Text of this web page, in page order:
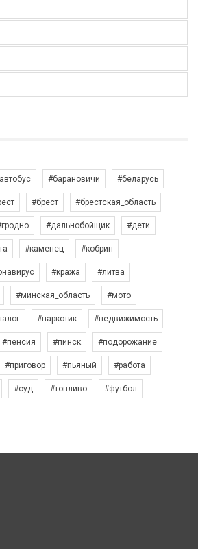
#барановичи #беларусь
#брест #брестская_область
#дальнобойщик #дети
#каменец #кобрин
#кража #литва
#минская_область #мото
#наркотик #недвижимость
#пенсия #пинск #подорожание
#приговор #пьяный #работа
#суд #топливо #футбол